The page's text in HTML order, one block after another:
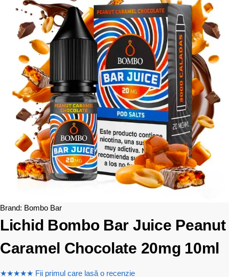
Brand: Bombo Bar
Lichid Bombo Bar Juice Peanut
Caramel Chocolate 20mg 10ml
★★★★★ Fii primul care lasă o recenzie